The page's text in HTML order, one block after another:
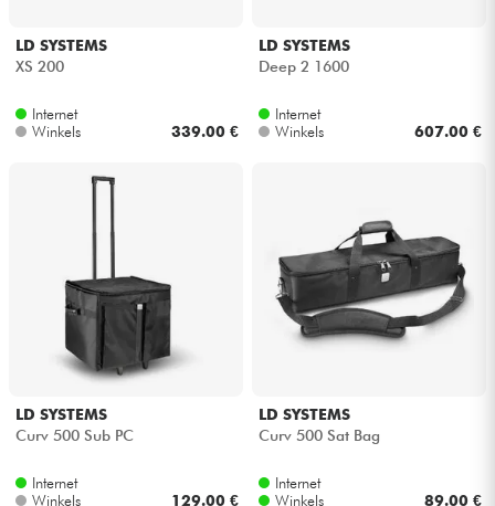
LD SYSTEMS
XS 200
Internet
Winkels
339.00 €
LD SYSTEMS
Deep 2 1600
Internet
Winkels
607.00 €
LD SYSTEMS
Curv 500 Sub PC
Internet
Winkels
129.00 €
LD SYSTEMS
Curv 500 Sat Bag
Internet
Winkels
89.00 €